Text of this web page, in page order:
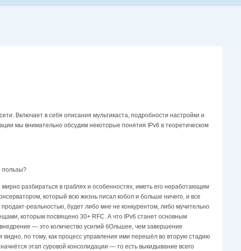
Включает в себя описания мультикаста, подробности настройки и
мы внимательно обсудим некоторые понятия IPv6 в теоретическом
пользы?
разбираться в граблях и особенностях, иметь его неработающим
который всю жизнь писал кобол и больше ничего, и все
реальностью, будет либо мне не конкурентом, либо мучительно
которым посвящено 30+ RFC. А что IPv6 станет основным
— это количество усилий бОльшее, чем завершение
видно, по тому, как процесс управления ими перешёл во вторую стадию
этап суровой консолидации — то есть выкидывание всего